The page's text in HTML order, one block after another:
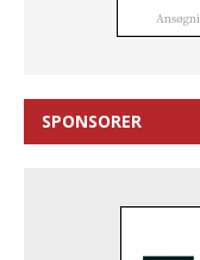
SPONSORER